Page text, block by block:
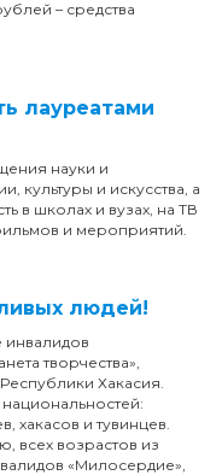
– средства
лауреатами
науки и
культуры и искусства, а
в школах и вузах, на ТВ
и мероприятий.
людей!
творчества»,
Хакасия.
хакасов и тувинцев.
всех возрастов из
«Милосердие»,